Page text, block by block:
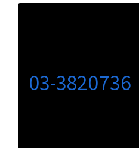
03-3820736